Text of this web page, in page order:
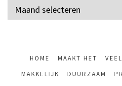
Archieven
HOME MAAKT HET
MAKKELIJK
DUURZAAM